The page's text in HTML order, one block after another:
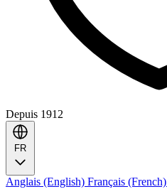
Depuis 1912
FR
Anglais (English) Français (French)